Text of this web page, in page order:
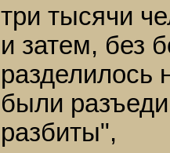
три тысячи
и затем, без
разделилось
были
разбиты",